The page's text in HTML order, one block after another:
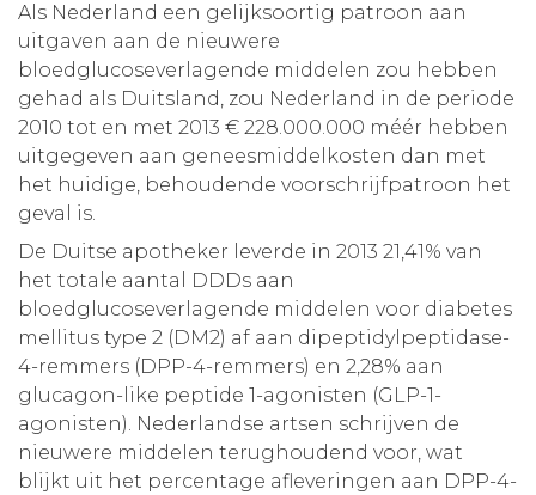
Toegang leeromgeving
Als Nederland een gelijksoortig patroon aan
uitgaven aan de nieuwere
bloedglucoseverlagende middelen zou hebben
gehad als Duitsland, zou Nederland in de periode
2010 tot en met 2013 € 228.000.000 méér hebben
uitgegeven aan geneesmiddelkosten dan met
het huidige, behoudende voorschrijfpatroon het
geval is.
De Duitse apotheker leverde in 2013 21,41% van
het totale aantal DDDs aan
bloedglucoseverlagende middelen voor diabetes
mellitus type 2 (DM2) af aan dipeptidylpeptidase-
4-remmers (DPP-4-remmers) en 2,28% aan
glucagon-like peptide 1-agonisten (GLP-1-
agonisten). Nederlandse artsen schrijven de
nieuwere middelen terughoudend voor, wat
blijkt uit het percentage afleveringen aan DPP-4-